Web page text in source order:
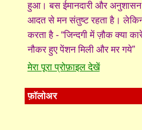
हुआ। बस ईमानदारी और
आदत से मन संतुष्ट रहता है।
करता है - “जिन्दगी में ज़ौक क्या
नौकर हुए पेंशन मिली और मर गये”
मेरा पूरा प्रोफ़ाइल देखें
फ़ॉलोअर